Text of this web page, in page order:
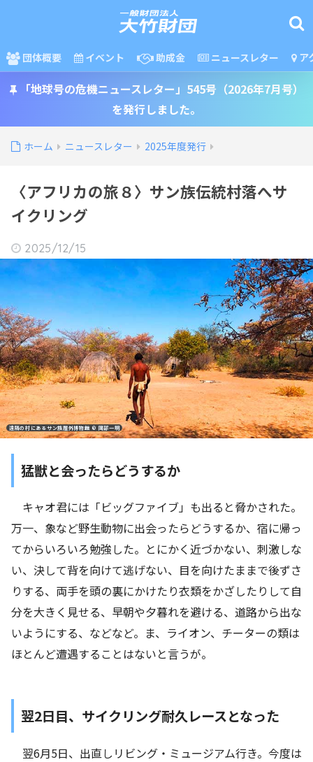
団体概要 イベント 助成金 ニュースレター ア
「地球号の危機ニュースレター」545号（2026年7月号）
を発行しました。
ホーム ニュースレター 2025年度発行
〈アフリカの旅８〉サン族伝統村落へサ
イクリング
2025/12/15
遠隔の村にあるサン族屋外博物館 © 岡部一明
猛獣と会ったらどうするか
キャオ君には「ビッグファイブ」も出ると脅かされた。
万一、象など野生動物に出会ったらどうするか、宿に帰っ
てからいろいろ勉強した。とにかく近づかない、刺激しな
い、決して背を向けて逃げない、目を向けたままで後ずさ
りする、両手を頭の裏にかけたり衣類をかざしたりして自
分を大きく見せる、早朝や夕暮れを避ける、道路から出な
いようにする、などなど。ま、ライオン、チーターの類は
ほとんど遭遇することはないと言うが。
翌2日目、サイクリング耐久レースとなった
翌6月5日、出直しリビング・ミュージアム行き。今度は